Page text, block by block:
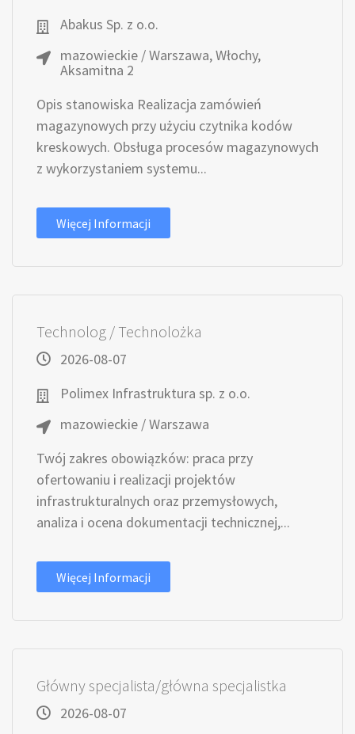
Abakus Sp. z o.o.
mazowieckie / Warszawa, Włochy,
Aksamitna 2
Opis stanowiska Realizacja zamówień
magazynowych przy użyciu czytnika kodów
kreskowych. Obsługa procesów magazynowych
z wykorzystaniem systemu...
Więcej Informacji
Technolog / Technolożka
2026-08-07
Polimex Infrastruktura sp. z o.o.
mazowieckie / Warszawa
Twój zakres obowiązków: praca przy
ofertowaniu i realizacji projektów
infrastrukturalnych oraz przemysłowych,
analiza i ocena dokumentacji technicznej,...
Więcej Informacji
Główny specjalista/główna specjalistka
2026-08-07